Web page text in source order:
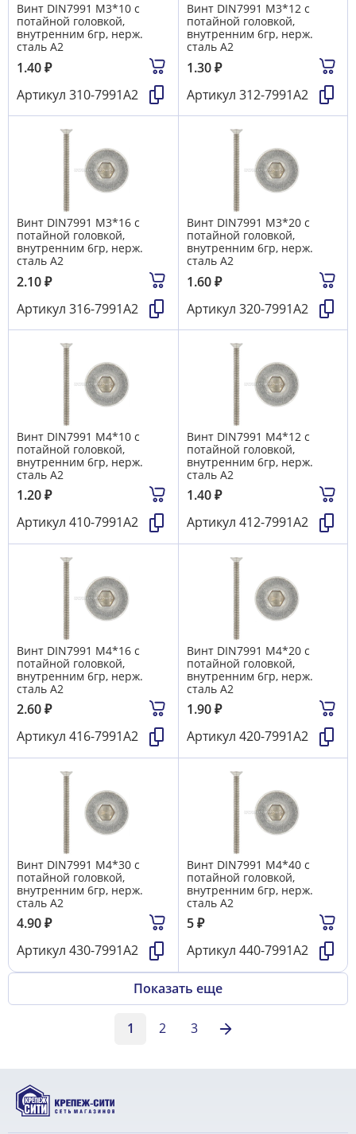
Винт DIN7991 М3*10 с
потайной головкой,
внутренним 6гр, нерж.
сталь А2
1.40₽
Артикул 310-7991А2
Винт DIN7991 М3*12 с
потайной головкой,
внутренним 6гр, нерж.
сталь А2
1.30₽
Артикул 312-7991А2
Винт DIN7991 М3*16 с
потайной головкой,
внутренним 6гр, нерж.
сталь А2
2.10₽
Артикул 316-7991А2
Винт DIN7991 М3*20 с
потайной головкой,
внутренним 6гр, нерж.
сталь А2
1.60₽
Артикул 320-7991А2
Винт DIN7991 М4*10 с
потайной головкой,
внутренним 6гр, нерж.
сталь А2
1.20₽
Артикул 410-7991А2
Винт DIN7991 М4*12 с
потайной головкой,
внутренним 6гр, нерж.
сталь А2
1.40₽
Артикул 412-7991А2
Винт DIN7991 М4*16 с
потайной головкой,
внутренним 6гр, нерж.
сталь А2
2.60₽
Артикул 416-7991А2
Винт DIN7991 М4*20 с
потайной головкой,
внутренним 6гр, нерж.
сталь А2
1.90₽
Артикул 420-7991А2
Винт DIN7991 М4*30 с
потайной головкой,
внутренним 6гр, нерж.
сталь А2
4.90₽
Артикул 430-7991А2
Винт DIN7991 М4*40 с
потайной головкой,
внутренним 6гр, нерж.
сталь А2
5₽
Артикул 440-7991А2
Показать еще
1 2 3